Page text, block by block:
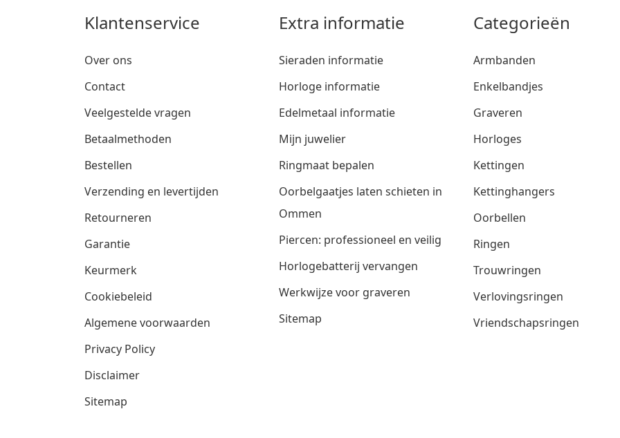
Klantenservice
Over ons
Contact
Veelgestelde vragen
Betaalmethoden
Bestellen
Verzending en levertijden
Retourneren
Garantie
Keurmerk
Cookiebeleid
Algemene voorwaarden
Privacy Policy
Disclaimer
Sitemap
Extra informatie
Sieraden informatie
Horloge informatie
Edelmetaal informatie
Mijn juwelier
Ringmaat bepalen
Oorbelgaatjes laten schieten in
Ommen
Piercen: professioneel en veilig
Horlogebatterij vervangen
Werkwijze voor graveren
Sitemap
Categorieën
Armbanden
Enkelbandjes
Graveren
Horloges
Kettingen
Kettinghangers
Oorbellen
Ringen
Trouwringen
Verlovingsringen
Vriendschapsringen